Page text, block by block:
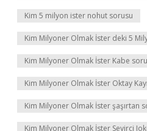
Kim 5 milyon ister nohut sorusu
Kim Milyoner Olmak İster deki 5
Kim Milyoner Olmak İster Kabe
Kim Milyoner Olmak İster Oktay
Kim Milyoner Olmak İster şaşırtan
Kim Milyoner Olmak İster Seyirci